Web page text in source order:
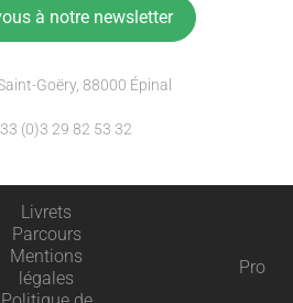
à notre newsletter
Goëry, 88000 Épinal
(0)3 29 82 53 32
Livrets
Parcours
Mentions
légales
Pro